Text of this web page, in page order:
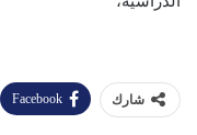
شارك Facebook